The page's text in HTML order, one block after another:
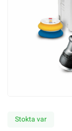
Stokta var